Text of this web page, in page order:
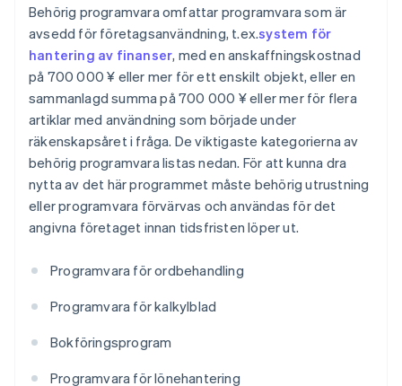
Behörig programvara omfattar programvara som är
avsedd för företagsanvändning, t.ex.system för
hantering av finanser, med en anskaffningskostnad
på 700 000 ¥ eller mer för ett enskilt objekt, eller en
sammanlagd summa på 700 000 ¥ eller mer för flera
artiklar med användning som började under
räkenskapsåret i fråga. De viktigaste kategorierna av
behörig programvara listas nedan. För att kunna dra
nytta av det här programmet måste behörig utrustning
eller programvara förvärvas och användas för det
angivna företaget innan tidsfristen löper ut.
Programvara för ordbehandling
Programvara för kalkylblad
Bokföringsprogram
Programvara för lönehantering